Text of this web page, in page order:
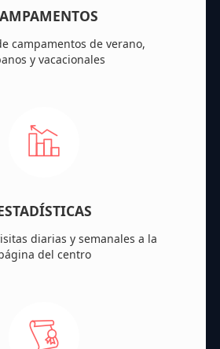
campamentos de verano,
y vacacionales
diarias y semanales a la
del centro